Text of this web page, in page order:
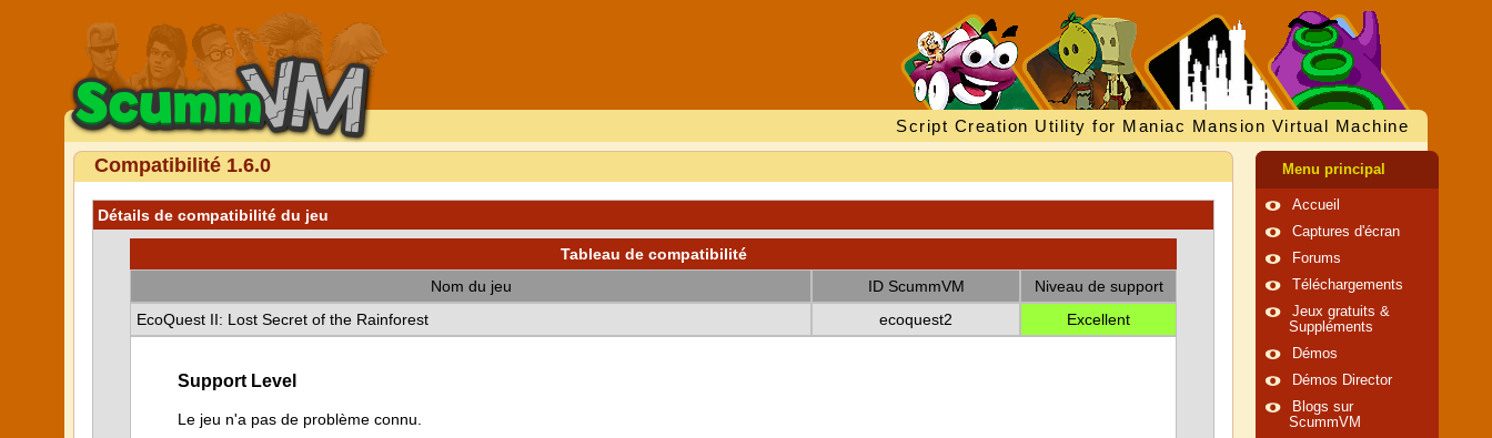
Script Creation Utility for Maniac Mansion Virtual Machine
Compatibilité 1.6.0
Détails de compatibilité du jeu
Tableau de compatibilité
Nom du jeu
ID ScummVM
Niveau de support
EcoQuest II: Lost Secret of the Rainforest
ecoquest2 Excellent
Support Level
Le jeu n'a pas de problème connu.
Menu principal
Accueil
Captures d'écran
Forums
Téléchargements
Jeux gratuits &
Suppléments
Démos
Démos Director
Blogs sur
ScummVM